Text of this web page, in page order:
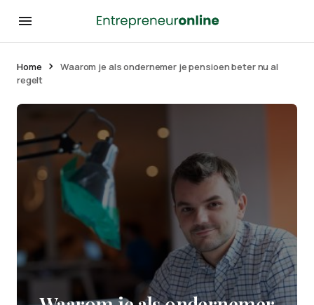
Home
Waarom je als ondernemer je pensioen beter nu al
regelt